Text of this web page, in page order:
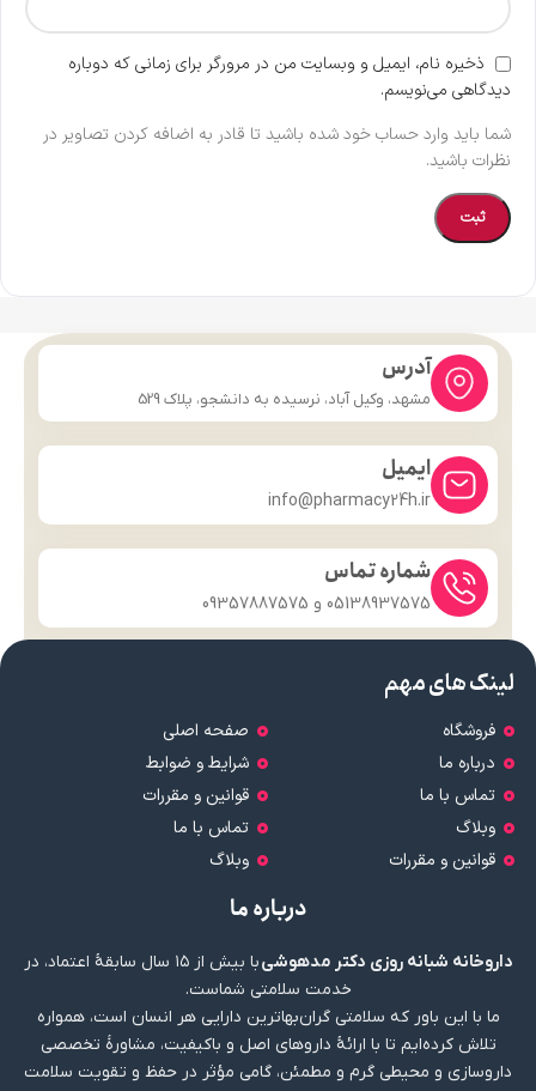
ذخیره نام، ایمیل و وبسایت من در مرورگر برای زمانی که دوباره
دیدگاهی می‌نویسم.
شما باید وارد حساب خود شده باشید تا قادر به اضافه کردن تصاویر در
نظرات باشید.
آدرس
مشهد، وکیل آباد، نرسیده به دانشجو، پلاک 529
ایمیل
info@pharmacy24h.ir
شماره تماس
05138937575 و 09357887575
لینک های مهم
فروشگاه
درباره ما
تماس با ما
وبلاگ
قوانین و مقررات
صفحه اصلی
شرایط و ضوابط
قوانین و مقررات
تماس با ما
وبلاگ
درباره ما
داروخانه شبانه روزی دکتر مدهوشی
با بیش از ۱۵ سال سابقهٔ اعتماد، در
خدمت سلامتی شماست.
ما با این باور که سلامتی گران‌بهاترین دارایی هر انسان است، همواره
تلاش کرده‌ایم تا با ارائهٔ داروهای اصل و باکیفیت، مشاورهٔ تخصصی
داروسازی و محیطی گرم و مطمئن، گامی مؤثر در حفظ و تقویت سلامت